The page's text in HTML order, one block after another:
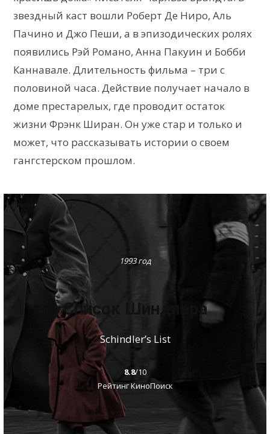
звездный каст вошли Роберт Де Ниро, Аль
Пачино и Джо Пеши, а в эпизодических ролях
появились Рэй Романо, Анна Пакуин и Бобби
Каннавале. Длительность фильма – три с
половиной часа. Действие получает начало в
доме престарелых, где проводит остаток
жизни Фрэнк Ширан. Он уже стар и только и
может, что рассказывать истории о своем
гангстерском прошлом.
1993 год
Список Шиндлера
Schindler’s List
8.8/10
Рейтинг КиноПоиск